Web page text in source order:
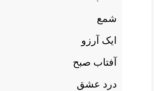
شمع
ايک آرزو
آفتاب صبح
درد عشق